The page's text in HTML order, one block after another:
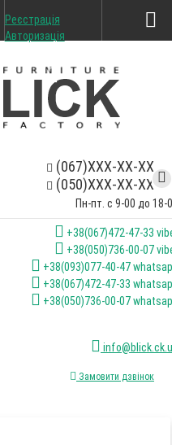
(067)XXX-XX-XX
(050)XXX-XX-XX
Пн-пт. с 9-00 до 18-
+38(067)472-47-33
+38(050)736-00-07
+38(093)077-40-47
+38(067)472-47-33
+38(050)736-00-07
Замовити дзвінок
Реєстрація
Авторизація